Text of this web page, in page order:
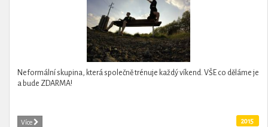
Neformální skupina, která společně trénuje každý víkend. VŠE co děláme je
a bude ZDARMA!
Více 2015